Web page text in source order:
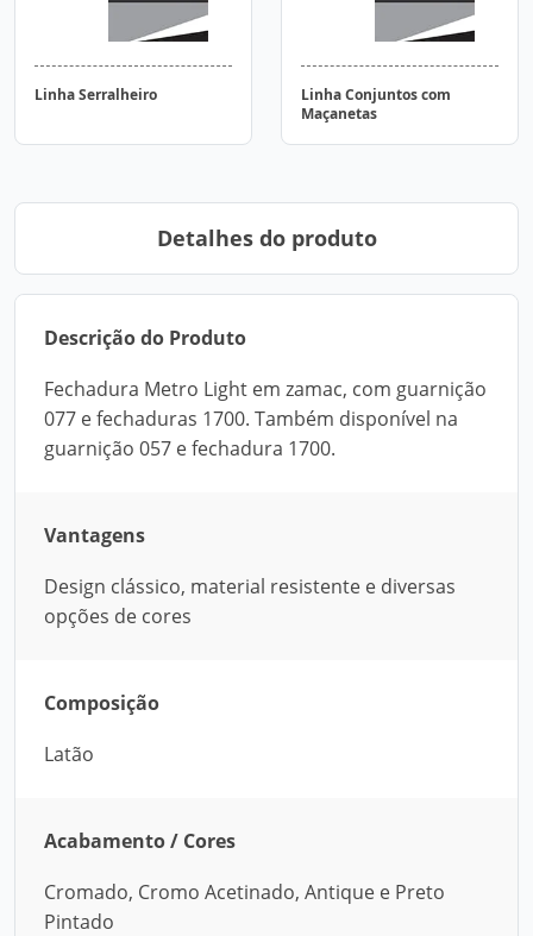
Linha Serralheiro
Linha Conjuntos com
Maçanetas
Detalhes do produto
Descrição do Produto
Fechadura Metro Light em zamac, com guarnição
077 e fechaduras 1700. Também disponível na
guarnição 057 e fechadura 1700.
Vantagens
Design clássico, material resistente e diversas
opções de cores
Composição
Latão
Acabamento / Cores
Cromado, Cromo Acetinado, Antique e Preto
Pintado